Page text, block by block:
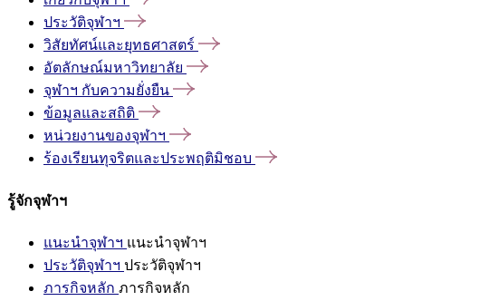
ประวัติจุฬาฯ
วิสัยทัศน์และยุทธศาสตร์
อัตลักษณ์มหาวิทยาลัย
จุฬาฯ กับความยั่งยืน
ข้อมูลและสถิติ
หน่วยงานของจุฬาฯ
ร้องเรียนทุจริตและประพฤติมิชอบ
รู้จักจุฬาฯ
แนะนำจุฬาฯ แนะนำจุฬาฯ
ประวัติจุฬาฯ ประวัติจุฬาฯ
ภารกิจหลัก ภารกิจหลัก